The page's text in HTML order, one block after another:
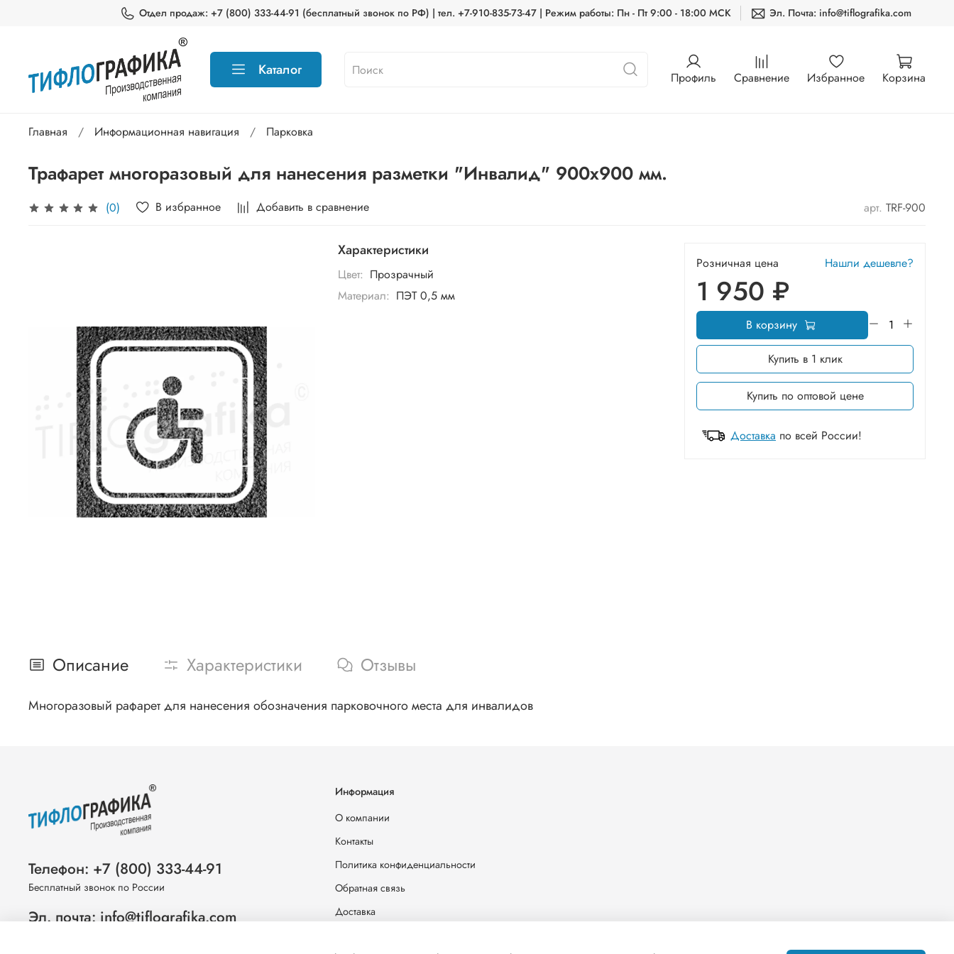
Отдел продаж: +7 (800) 333-44-91 (бесплатный звонок по РФ) | тел. +7-910-835-73-47 | Режим работы: Пн - Пт 9:00 - 18:00 МСК Эл. Почта: info@tiflografika.com
Каталог Профиль Сравнение Избранное Корзина
Главная Информационная навигация Парковка
Трафарет многоразовый для нанесения разметки "Инвалид" 900х900 мм.
(0) В избранное Добавить в сравнение арт. TRF-900
Характеристики
Цвет: Прозрачный
Материал: ПЭТ 0,5 мм
Розничная цена Нашли дешевле?
1 950 ₽
В корзину
Купить в 1 клик
Купить по оптовой цене
Доставка по всей России!
Описание Характеристики Отзывы
Многоразовый рафарет для нанесения обозначения парковочного места для инвалидов
Информация
О компании
Контакты
Политика конфиденциальности
Обратная связь
Доставка
Телефон: +7 (800) 333-44-91
Бесплатный звонок по России
Эл. почта: info@tiflografika.com